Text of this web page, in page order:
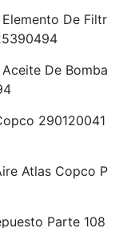
De Filtr
De Bomba
290120041
Atlas Copco P
Parte 108